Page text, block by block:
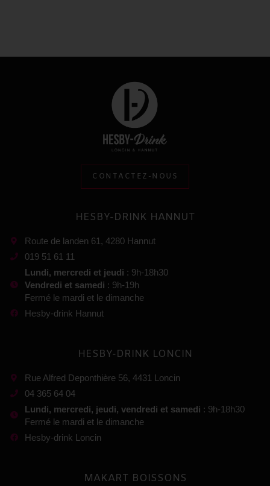
CONTACTEZ-NOUS
HESBY-DRINK HANNUT
Route de landen 61, 4280 Hannut
019 51 61 11
Lundi, mercredi et jeudi : 9h-18h30
Vendredi et samedi : 9h-19h
Fermé le mardi et le dimanche
Hesby-drink Hannut
HESBY-DRINK LONCIN
Rue Alfred Deponthière 56, 4431 Loncin
04 365 64 04
Lundi, mercredi, jeudi, vendredi et samedi : 9h-18h30
Fermé le mardi et le dimanche
Hesby-drink Loncin
MAKART BOISSONS